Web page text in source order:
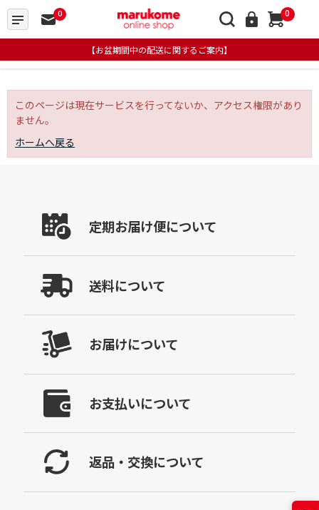
0 0
【お盆期間中の配送に関するご案内】
このページは現在サービスを行ってないか、アクセス権限があり
ません。
ホームへ戻る
定期お届け便について
送料について
お届けについて
お支払いについて
返品・交換について